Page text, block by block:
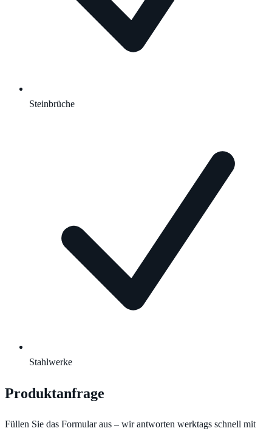
Steinbrüche
Stahlwerke
Produktanfrage
Füllen Sie das Formular aus – wir antworten werktags schnell mit